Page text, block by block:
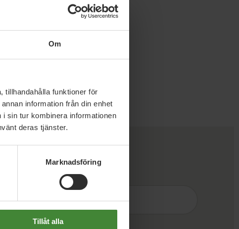
Om
tillhandahålla funktioner för
information från din enhet
sin tur kombinera informationen
deras tjänster.
Marknadsföring
Tillåt alla